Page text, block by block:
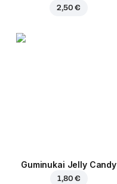
2,50 €
Guminukai Jelly Candy
1,80 €